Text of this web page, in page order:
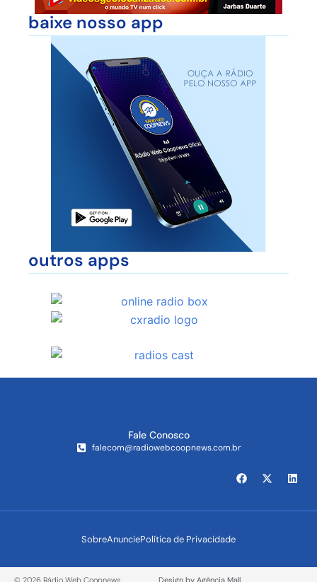
baixe nosso app
outros apps
Fale Conosco
falecom@radiowebcoopnews.com.br
SobreAnunciePolítica de Privacidade
© 2026 Rádio Web Coopnews. Design by Agência Mall